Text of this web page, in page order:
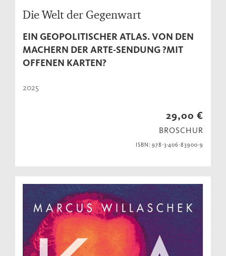
Die Welt der Gegenwart
EIN GEOPOLITISCHER ATLAS. VON DEN
MACHERN DER ARTE-SENDUNG ?MIT
OFFENEN KARTEN?
2025
29,00 €
BROSCHUR
ISBN: 978-3-406-83900-9